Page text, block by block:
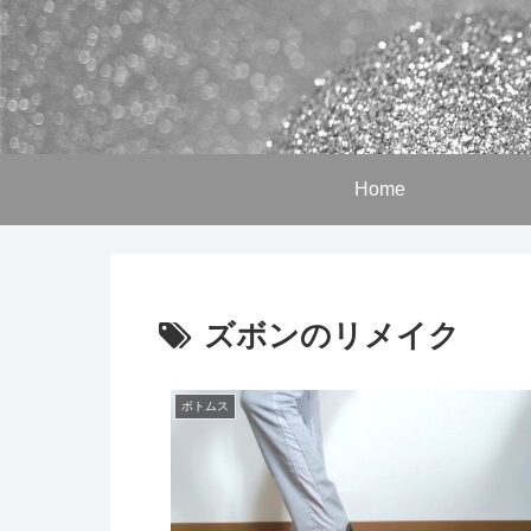
Home
ズボンのリメイク
ボトムス